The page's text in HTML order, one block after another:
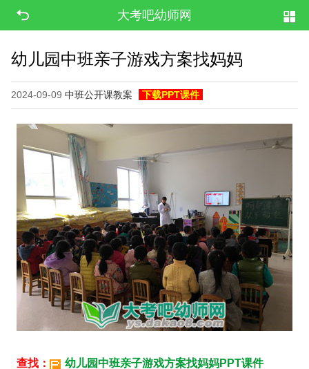
大考吧幼师网
幼儿园中班亲子游戏方案找妈妈
2024-09-09 中班公开课教案 下载PPT课件
查找： 幼儿园中班亲子游戏方案找妈妈PPT课件